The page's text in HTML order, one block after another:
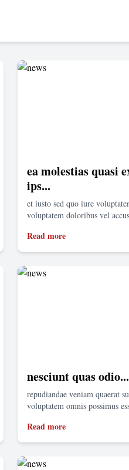
ea molestias quasi
ips...
et iusto sed quo iure
voluptatem doloribus vel
Read more
nesciunt quas odio...
repudiandae veniam quaerat
voluptatem omnis possimus
Read more